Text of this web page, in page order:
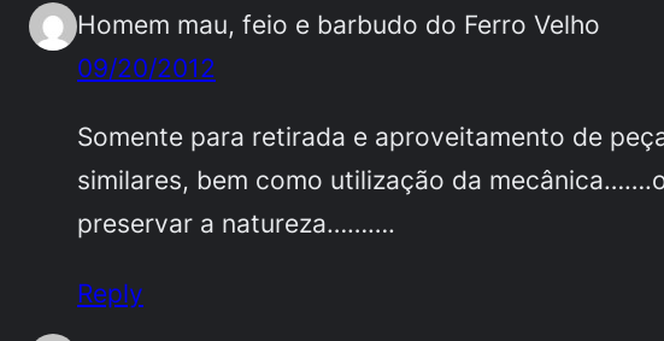
Homem mau, feio e barbudo do Ferro Velho
09/20/2012
Somente para retirada e aproveitamento de
similares, bem como utilização da
preservar a natureza……….
Reply